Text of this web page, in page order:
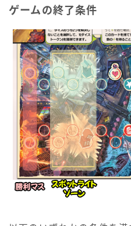
ゲームの終了条件